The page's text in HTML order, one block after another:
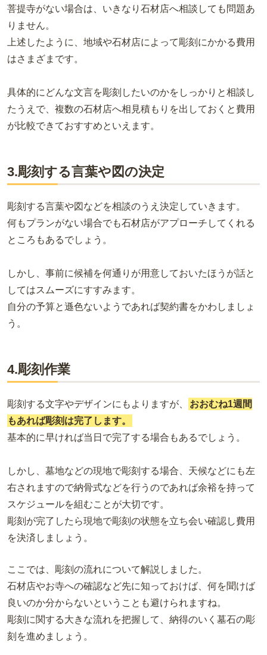
菩提寺がない場合は、いきなり石材店へ相談しても問題あ
りません。
上述したように、地域や石材店によって彫刻にかかる費用
はさまざまです。
具体的にどんな文言を彫刻したいのかをしっかりと相談し
たうえで、複数の石材店へ相見積もりを出しておくと費用
が比較できておすすめといえます。
3.彫刻する言葉や図の決定
彫刻する言葉や図などを相談のうえ決定していきます。
何もプランがない場合でも石材店がアプローチしてくれる
ところもあるでしょう。
しかし、事前に候補を何通りが用意しておいたほうが話と
してはスムーズにすすみます。
自分の予算と遜色ないようであれば契約書をかわしましょ
う。
4.彫刻作業
彫刻する文字やデザインにもよりますが、
おおむね1週間
もあれば彫刻は完了します。
基本的に早ければ当日で完了する場合もあるでしょう。
しかし、墓地などの現地で彫刻する場合、 天候などにも左
右されますので納骨式などを行うのであれば余裕を持って
スケジュールを組むことが大切です。
彫刻が完了したら現地で彫刻の状態を立ち会い確認し費用
を決済しましょう。
ここでは、彫刻の流れについて解説しました。
石材店やお寺への確認など先に知っておけば、何を聞けば
良いのか分からないということも避けられますね。
彫刻に関する大きな流れを把握して、納得のいく墓石の彫
刻を進めましょう。